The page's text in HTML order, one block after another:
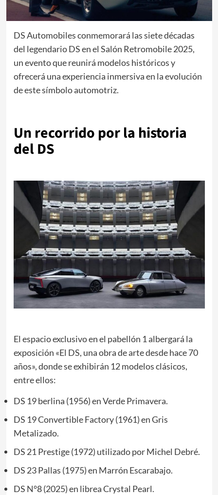
DS Automobiles conmemorará las siete décadas
del legendario DS en el Salón Retromobile 2025,
un evento que reunirá modelos históricos y
ofrecerá una experiencia inmersiva en la evolución
de este símbolo automotriz.
Un recorrido por la historia
del DS
El espacio exclusivo en el pabellón 1 albergará la
exposición «El DS, una obra de arte desde hace 70
años», donde se exhibirán 12 modelos clásicos,
entre ellos:
DS 19 berlina (1956) en Verde Primavera.
DS 19 Convertible Factory (1961) en Gris
Metalizado.
DS 21 Prestige (1972) utilizado por Michel Debré.
DS 23 Pallas (1975) en Marrón Escarabajo.
DS N°8 (2025) en librea Crystal Pearl.